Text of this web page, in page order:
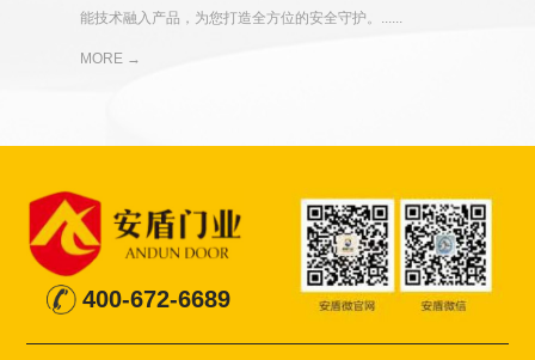
能技术融入产品，为您打造全方位的安全守护。......
MORE →
400-672-6689